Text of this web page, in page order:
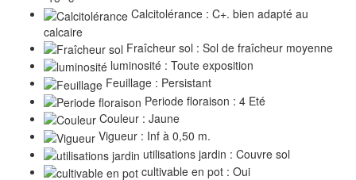
Calcitolérance : C+. bien adapté au
calcaire
Fraîcheur sol : Sol de fraîcheur moyenne
luminosité : Toute exposition
Feuillage : Persistant
Periode floraison : 4 Eté
Couleur : Jaune
Vigueur : Inf à 0,50 m.
utilisations jardin : Couvre sol
cultivable en pot : Oui